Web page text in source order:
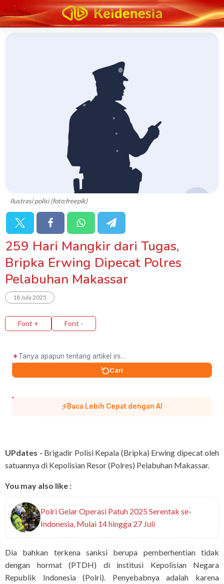
Ilustrasi polisi (foto:freepik)
259 Hari Mangkir dari Tugas,
Bripka Erwing Dipecat Polres
Pelabuhan Makassar
18 July 2025
Font + Font -
✦
Cari
⚡Baca Lebih Cepat dengan AI
UPdates - Brigadir Polisi Kepala (Bripka) Erwing dipecat oleh
satuannya di Kepolisian Resor (Polres) Pelabuhan Makassar.
You may also like :
Polri Gelar Operasi Patuh 2025 Serentak se-
Indonesia, Mulai 14 hingga 27 Juli
Dia bahkan terkena sanksi berupa pemberhentian tidak
dengan hormat (PTDH) di institusi Kepolisian Negara
Republik Indonesia (Polri). Penyebabnya adalah karena